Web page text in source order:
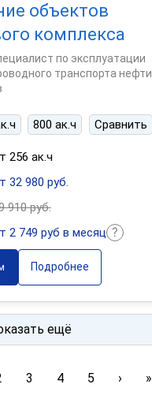
объектов
комплекса
по эксплуатации
транспорта нефти
800 ак.ч Сравнить
256 ак.ч
32 980 руб.
910 руб.
2 749 руб в месяц
Подробнее
ещё
3 4 5 › »